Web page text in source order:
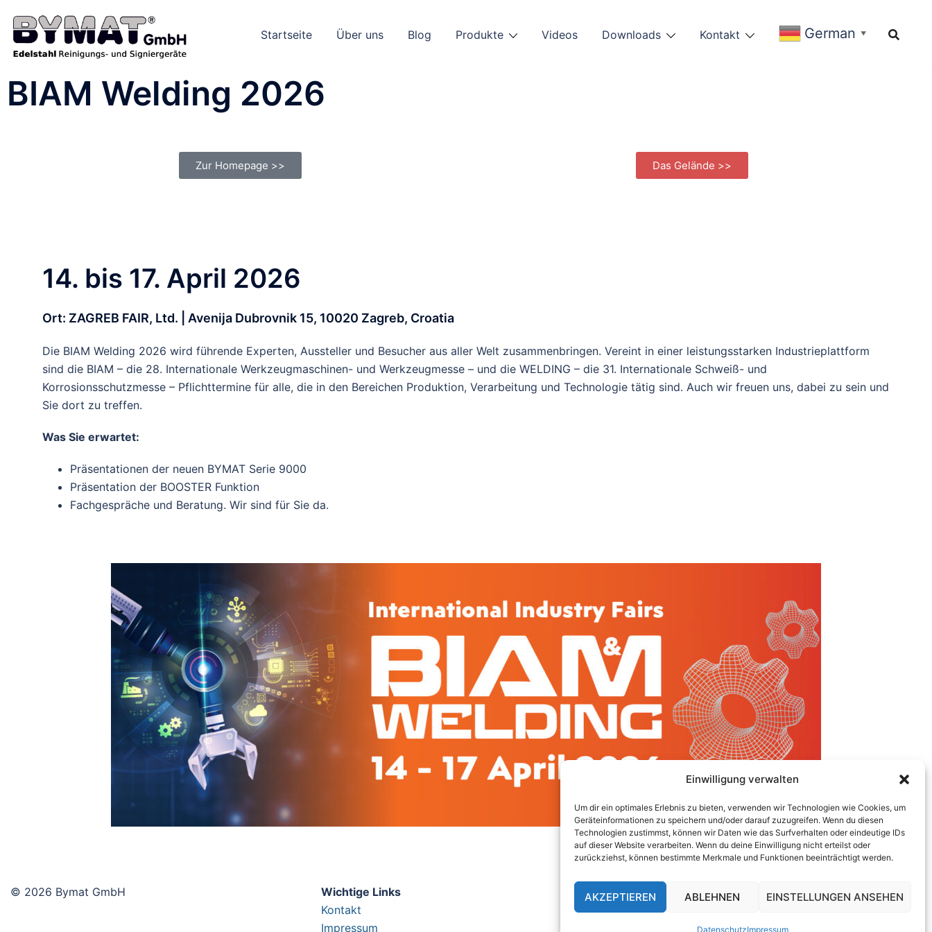
Einwilligung verwalten
Um dir ein optimales Erlebnis zu bieten, verwenden wir Technologien wie Cookies, um
Geräteinformationen zu speichern und/oder darauf zuzugreifen. Wenn du diesen
Technologien zustimmst, können wir Daten wie das Surfverhalten oder eindeutige IDs
auf dieser Website verarbeiten. Wenn du deine Einwilligung nicht erteilst oder
zurückziehst, können bestimmte Merkmale und Funktionen beeinträchtigt werden.
AKZEPTIEREN ABLEHNEN EINSTELLUNGEN ANSEHEN
DatenschutzImpressum
Startseite Über uns Blog Produkte Videos Downloads Kontakt German ▼
BIAM Welding 2026
Zur Homepage >> Das Gelände >>
14. bis 17. April 2026
Ort: ZAGREB FAIR, Ltd. | Avenija Dubrovnik 15, 10020 Zagreb, Croatia
Die BIAM Welding 2026 wird führende Experten, Aussteller und Besucher aus aller Welt zusammenbringen. Vereint in einer leistungsstarken Industrieplattform
sind die BIAM – die 28. Internationale Werkzeugmaschinen- und Werkzeugmesse – und die WELDING – die 31. Internationale Schweiß- und
Korrosionsschutzmesse – Pflichttermine für alle, die in den Bereichen Produktion, Verarbeitung und Technologie tätig sind. Auch wir freuen uns, dabei zu sein und
Sie dort zu treffen.
Was Sie erwartet:
Präsentationen der neuen BYMAT Serie 9000
Präsentation der BOOSTER Funktion
Fachgespräche und Beratung. Wir sind für Sie da.
© 2026 Bymat GmbH
Wichtige Links
Kontakt
Impressum